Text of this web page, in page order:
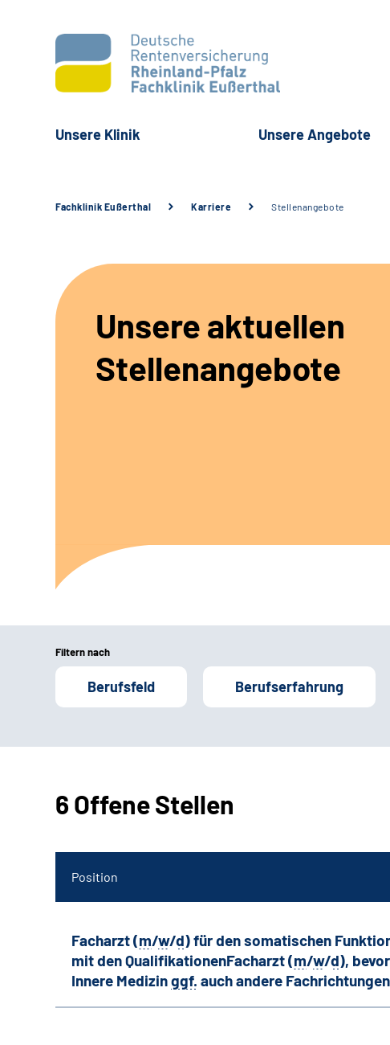
Unsere Klinik Unsere Angebote
Fachklinik Eußerthal Karriere Stellenangebote
Unsere aktuellen
Stellenangebote
Filtern nach
Berufsfeld Berufserfahrung
6 Offene Stellen
Position
Facharzt (m/w/d) für den somatischen
mit den QualifikationenFacharzt (m/w/d),
Innere Medizinggf. auch andere Fachrichtungen